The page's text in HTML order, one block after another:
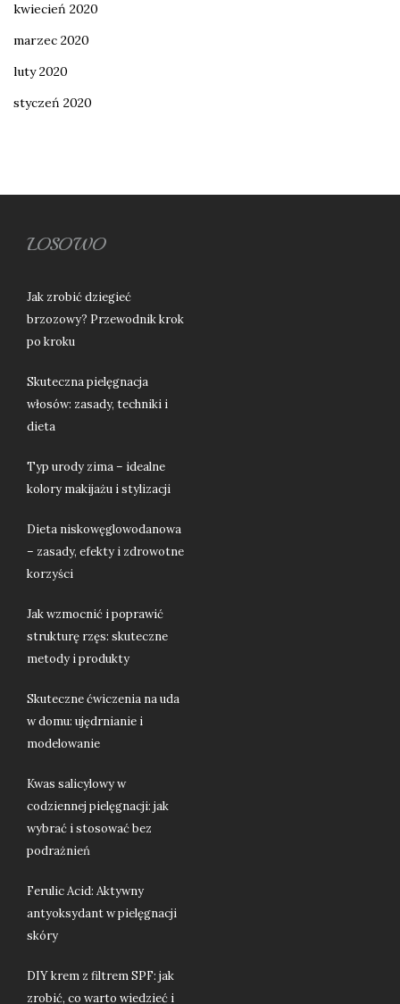
kwiecień 2020
marzec 2020
luty 2020
styczeń 2020
LOSOWO
Jak zrobić dziegieć
brzozowy? Przewodnik krok
po kroku
Skuteczna pielęgnacja
włosów: zasady, techniki i
dieta
Typ urody zima – idealne
kolory makijażu i stylizacji
Dieta niskowęglowodanowa
– zasady, efekty i zdrowotne
korzyści
Jak wzmocnić i poprawić
strukturę rzęs: skuteczne
metody i produkty
Skuteczne ćwiczenia na uda
w domu: ujędrnianie i
modelowanie
Kwas salicylowy w
codziennej pielęgnacji: jak
wybrać i stosować bez
podrażnień
Ferulic Acid: Aktywny
antyoksydant w pielęgnacji
skóry
DIY krem z filtrem SPF: jak
zrobić, co warto wiedzieć i